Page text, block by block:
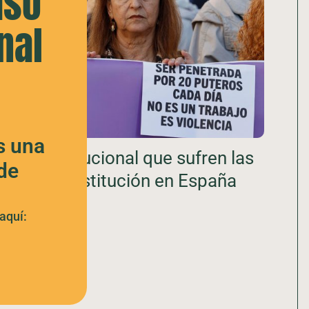
institucional que sufren las
de prostitución en España
una